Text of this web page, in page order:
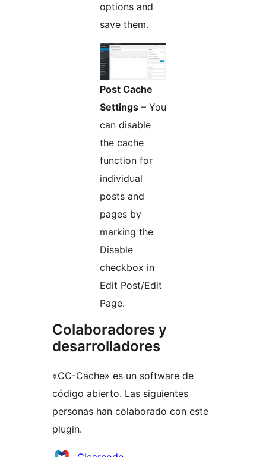
options and
save them.
Post Cache
Settings – You
can disable
the cache
function for
individual
posts and
pages by
marking the
Disable
checkbox in
Edit Post/Edit
Page.
Colaboradores y
desarrolladores
«CC-Cache» es un software de
código abierto. Las siguientes
personas han colaborado con este
plugin.